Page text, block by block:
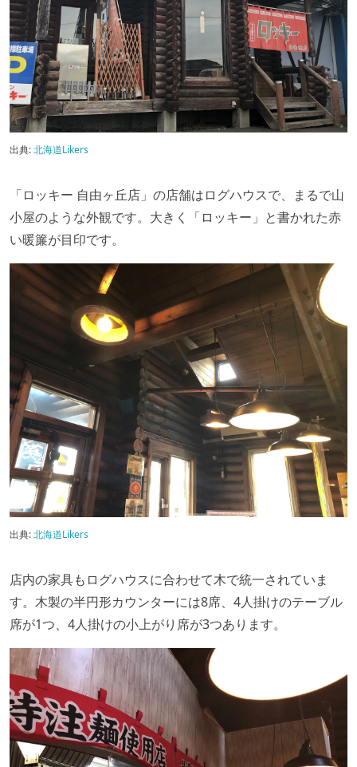
出典:北海道Likers
「ロッキー 自由ヶ丘店」の店舗はログハウスで、まるで山
小屋のような外観です。大きく「ロッキー」と書かれた赤
い暖簾が目印です。
出典:北海道Likers
店内の家具もログハウスに合わせて木で統一されていま
す。木製の半円形カウンターには8席、4人掛けのテーブル
席が1つ、4人掛けの小上がり席が3つあります。